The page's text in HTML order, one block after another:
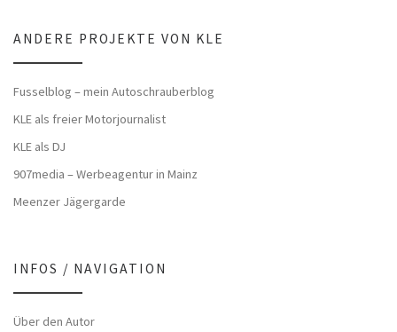
ANDERE PROJEKTE VON KLE
Fusselblog – mein Autoschrauberblog
KLE als freier Motorjournalist
KLE als DJ
907media – Werbeagentur in Mainz
Meenzer Jägergarde
INFOS / NAVIGATION
Über den Autor